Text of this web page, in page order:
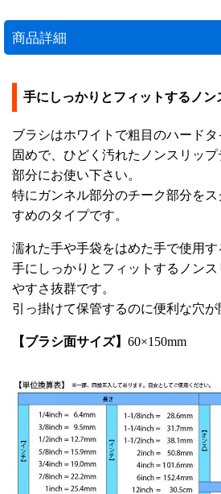
商品詳細
手にしっかりとフィットするノン
ブラシはホワイトで粗目のハードタ
固めで、ひどく汚れたノンスリッ
部分にお使い下さい。
特にガンネル部分のチーク部分を
すめのタイプです。
濡れた手や手袋をはめた手で使用す
手にしっかりとフィットするノン
やすさ抜群です。
引っ掛けて保管するのに便利な穴が
【ブラシ面サイズ】 60×150mm